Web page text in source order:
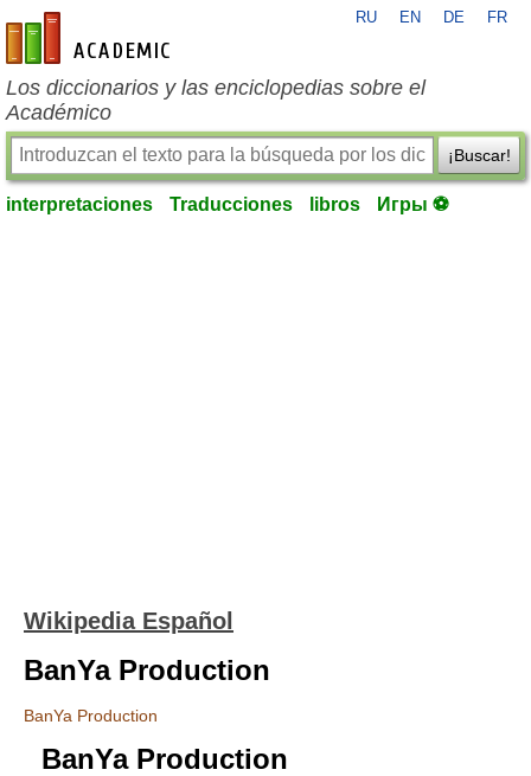
es-academic.com
RU EN DE FR
Los diccionarios y las enciclopedias sobre el
Académico
¡Buscar!
interpretaciones Traducciones libros Игры ⚽
Wikipedia Español
BanYa Production
BanYa Production
BanYa Production